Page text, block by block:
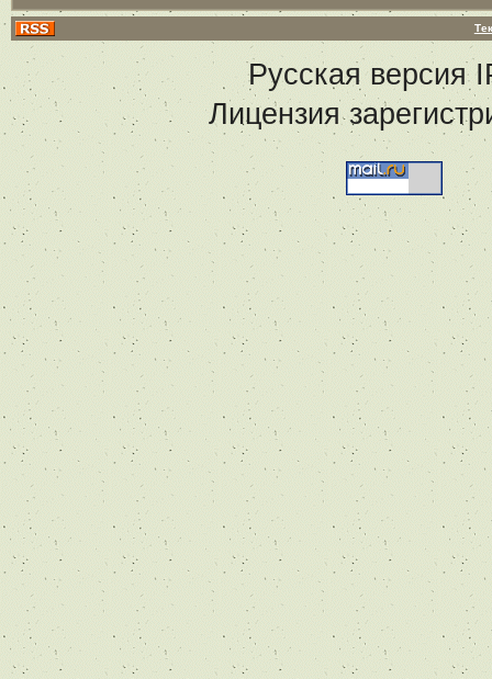
Русская версия
Лицензия